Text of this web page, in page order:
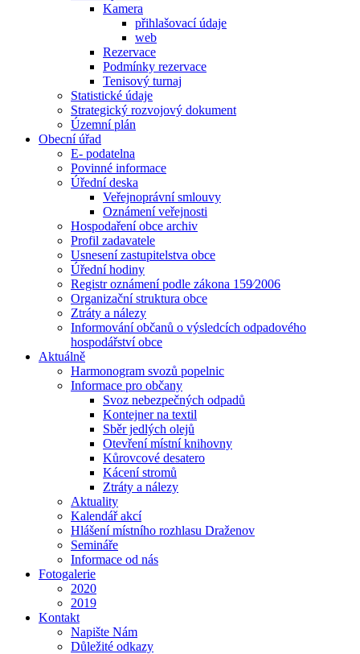
Kamera
přihlašovací údaje
web
Rezervace
Podmínky rezervace
Tenisový turnaj
Statistické údaje
Strategický rozvojový dokument
Územní plán
Obecní úřad
E- podatelna
Povinné informace
Úřední deska
Veřejnoprávní smlouvy
Oznámení veřejnosti
Hospodaření obce archiv
Profil zadavatele
Usnesení zastupitelstva obce
Úřední hodiny
Registr oznámení podle zákona 159⁄2006
Organizační struktura obce
Ztráty a nálezy
Informování občanů o výsledcích odpadového
hospodářství obce
Aktuálně
Harmonogram svozů popelnic
Informace pro občany
Svoz nebezpečných odpadů
Kontejner na textil
Sběr jedlých olejů
Otevření místní knihovny
Kůrovcové desatero
Kácení stromů
Ztráty a nálezy
Aktuality
Kalendář akcí
Hlášení místního rozhlasu Draženov
Semináře
Informace od nás
Fotogalerie
2020
2019
Kontakt
Napište Nám
Důležité odkazy